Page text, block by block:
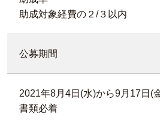
助成対象経費の２/３以内
公募期間
2021年8月4日(水)から9月17日(
書類必着